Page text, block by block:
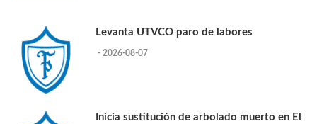
Levanta UTVCO paro de labores
- 2026-08-07
Inicia sustitución de arbolado muerto en El